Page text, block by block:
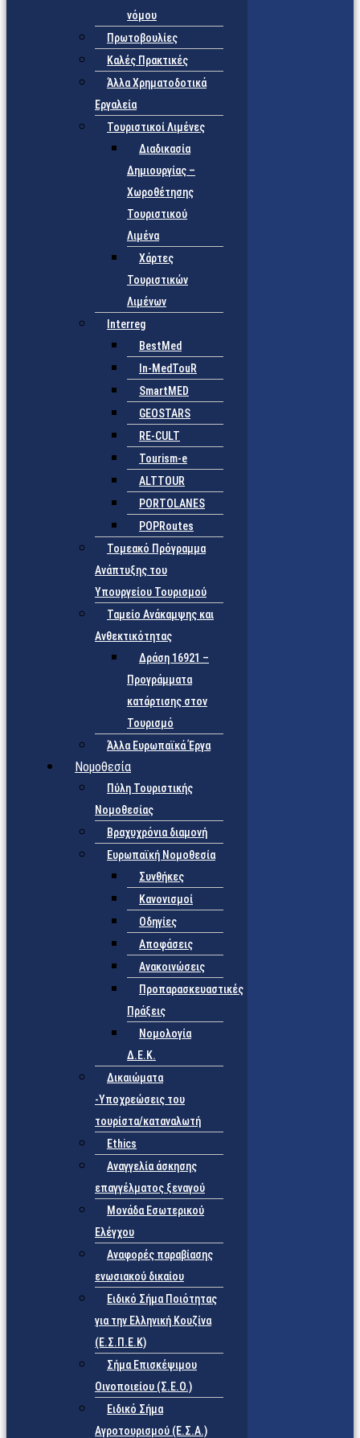
νόμου
Πρωτοβουλίες
Καλές Πρακτικές
Άλλα Χρηματοδοτικά
Εργαλεία
Τουριστικοί Λιμένες
Διαδικασία
Δημιουργίας –
Χωροθέτησης
Τουριστικού
Λιμένα
Χάρτες
Τουριστικών
Λιμένων
Interreg
BestMed
In-MedTouR
SmartMED
GEOSTARS
RE-CULT
Tourism-e
ALTTOUR
PORTOLANES
POPRoutes
Τομεακό Πρόγραμμα
Ανάπτυξης του
Υπουργείου Τουρισμού
Ταμείο Ανάκαμψης και
Ανθεκτικότητας
Δράση 16921 –
Προγράμματα
κατάρτισης στον
Τουρισμό
Άλλα Ευρωπαϊκά Έργα
Νομοθεσία
Πύλη Τουριστικής
Νομοθεσίας
Βραχυχρόνια διαμονή
Ευρωπαϊκή Νομοθεσία
Συνθήκες
Κανονισμοί
Οδηγίες
Αποφάσεις
Ανακοινώσεις
Προπαρασκευαστικές
Πράξεις
Νομολογία
Δ.Ε.Κ.
Δικαιώματα
-Υποχρεώσεις του
τουρίστα/καταναλωτή
Ethics
Αναγγελία άσκησης
επαγγέλματος ξεναγού
Μονάδα Εσωτερικού
Ελέγχου
Αναφορές παραβίασης
ενωσιακού δικαίου
Ειδικό Σήμα Ποιότητας
για την Ελληνική Κουζίνα
(Ε.Σ.Π.Ε.Κ)
Σήμα Επισκέψιμου
Οινοποιείου (Σ.Ε.Ο.)
Ειδικό Σήμα
Αγροτουρισμού (Ε.Σ.Α.)